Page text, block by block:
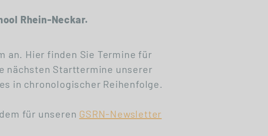
Rhein-Neckar.
an. Hier finden Sie Termine für
nächsten Starttermine unserer
in chronologischer Reihenfolge.
für unseren GSRN-Newsletter